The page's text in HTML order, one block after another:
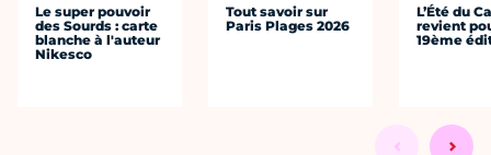
Le super pouvoir
des Sourds : carte
blanche à l'auteur
Nikesco
Tout savoir sur
Paris Plages 2026
L’Été du
revient
19ème